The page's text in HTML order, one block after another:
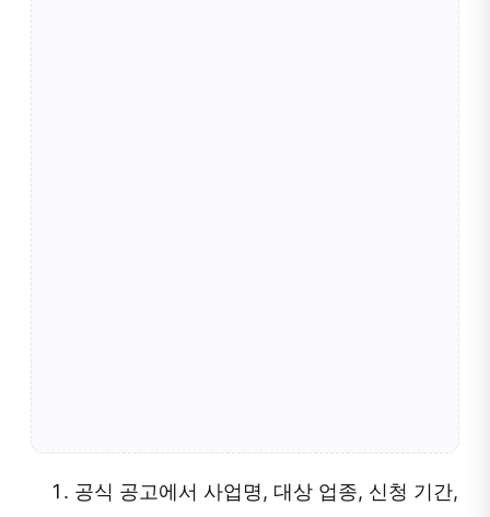
공식 공고에서 사업명, 대상 업종, 신청 기간,